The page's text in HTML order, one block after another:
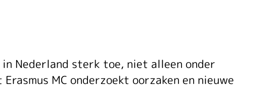
Nederland sterk toe, niet alleen onder
MC onderzoekt oorzaken en nieuwe